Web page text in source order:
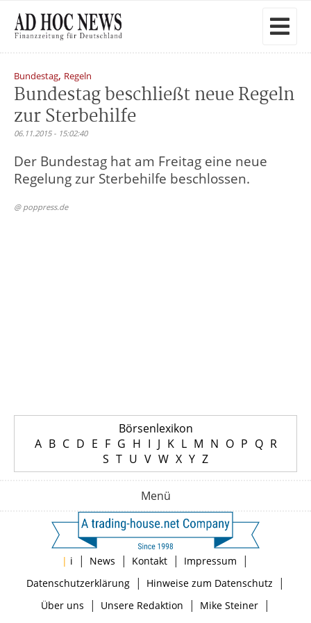
Bundestag, Regeln
Bundestag beschließt neue Regeln
zur Sterbehilfe
06.11.2015 - 15:02:40
Der Bundestag hat am Freitag eine neue
Regelung zur Sterbehilfe beschlossen.
@ poppress.de
Börsenlexikon
A B C D E F G H I J K L M N O P Q R
S T U V W X Y Z
Menü
| i | News | Kontakt | Impressum |
Datenschutzerklärung| Hinweise zum Datenschutz |
Über uns | Unsere Redaktion | Mike Steiner|